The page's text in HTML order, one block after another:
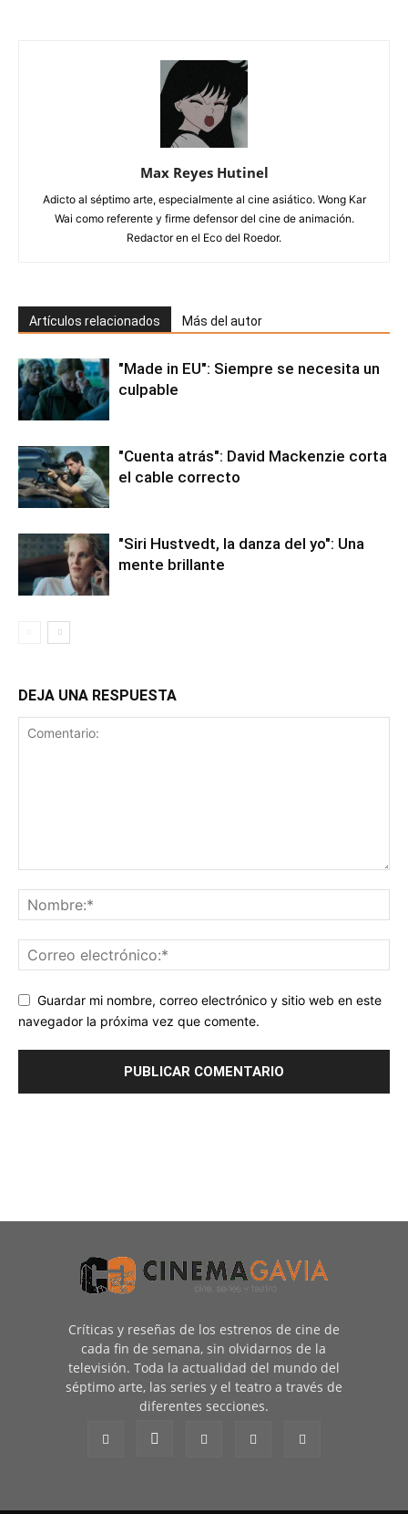
Max Reyes Hutinel
Adicto al séptimo arte, especialmente al cine asiático. Wong Kar
Wai como referente y firme defensor del cine de animación.
Redactor en el Eco del Roedor.
Artículos relacionados Más del autor
"Made in EU": Siempre se necesita un
culpable
"Cuenta atrás": David Mackenzie corta
el cable correcto
"Siri Hustvedt, la danza del yo": Una
mente brillante
DEJA UNA RESPUESTA
Guardar mi nombre, correo electrónico y sitio web en este
navegador la próxima vez que comente.
Críticas y reseñas de los estrenos de cine de
cada fin de semana, sin olvidarnos de la
televisión. Toda la actualidad del mundo del
séptimo arte, las series y el teatro a través de
diferentes secciones.